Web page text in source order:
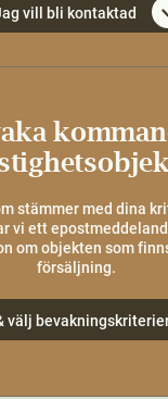
vill bli kontaktad
stämmer med dina
vi ett
om objekten som
försäljning.
välj